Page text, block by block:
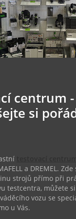
centrum -
si
a DREMEL.
strojů přímo při
testcentra, můžete
vozu se
u Vás.